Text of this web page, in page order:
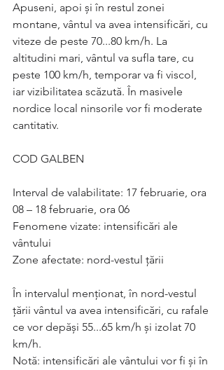
Apuseni, apoi și în restul zonei
montane, vântul va avea intensificări, cu
viteze de peste 70...80 km/h. La
altitudini mari, vântul va sufla tare, cu
peste 100 km/h, temporar va fi viscol,
iar vizibilitatea scăzută. În masivele
nordice local ninsorile vor fi moderate
cantitativ.
COD GALBEN
Interval de valabilitate: 17 februarie, ora
08 – 18 februarie, ora 06
Fenomene vizate: intensificări ale
vântului
Zone afectate: nord-vestul țării
În intervalul menționat, în nord-vestul
țării vântul va avea intensificări, cu rafale
ce vor depăși 55...65 km/h și izolat 70
km/h.
Notă: intensificări ale vântului vor fi și în